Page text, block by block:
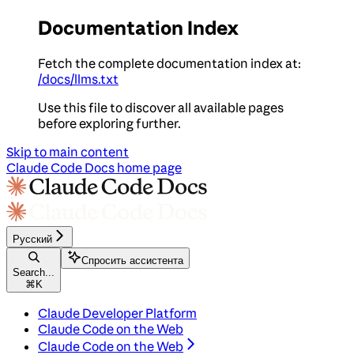
Documentation Index
Fetch the complete documentation index at:
/docs/llms.txt
Use this file to discover all available pages
before exploring further.
Skip to main content
Claude Code Docs home page
Русский
Search...
⌘ K
Спросить ассистента
Claude Developer Platform
Claude Code on the Web
Claude Code on the Web